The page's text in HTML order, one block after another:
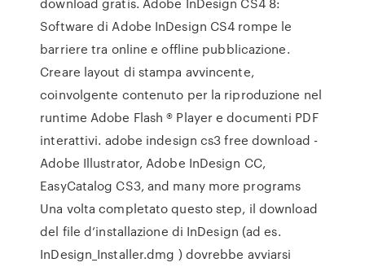
Software di Adobe InDesign CS4 rompe le
barriere tra online e offline pubblicazione.
Creare layout di stampa avvincente,
coinvolgente contenuto per la riproduzione nel
runtime Adobe Flash ® Player e documenti PDF
interattivi. adobe indesign cs3 free download -
Adobe Illustrator, Adobe InDesign CC,
EasyCatalog CS3, and many more programs
Una volta completato questo step, il download
del file d’installazione di InDesign (ad es.
InDesign_Installer.dmg ) dovrebbe avviarsi